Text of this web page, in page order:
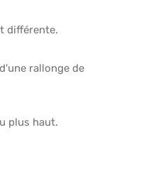
différente.
rallonge de
plus haut.